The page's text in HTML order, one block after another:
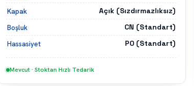
Kapak
Açık (Sızdırmazlıksız)
Boşluk
CN (Standart)
Hassasiyet
P0 (Standart)
Mevcut · Stoktan Hızlı Tedarik